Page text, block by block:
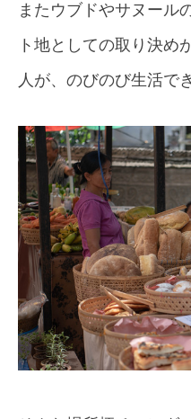
またウブドやサヌール
ト地としての取り決め
人が、のびのび生活で